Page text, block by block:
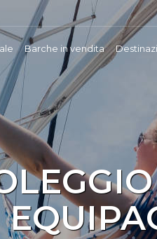
Barche in vendita